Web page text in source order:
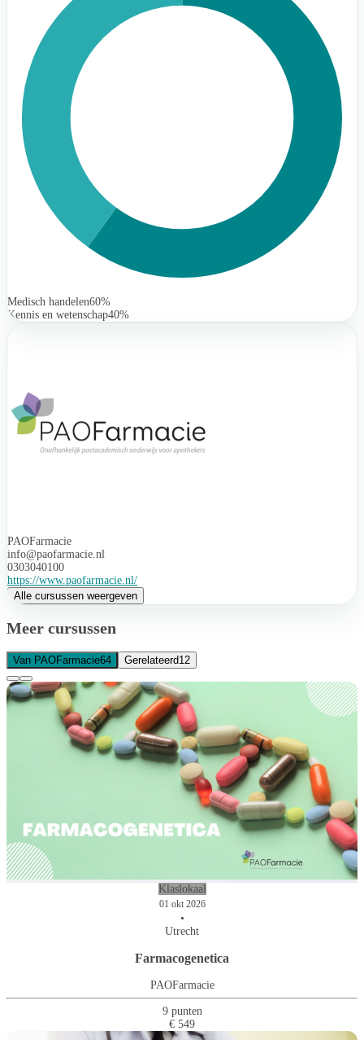
Medisch handelen60%
Kennis en wetenschap40%
PAOFarmacie
info@paofarmacie.nl
0303040100
https://www.paofarmacie.nl/
Alle cursussen weergeven
Meer cursussen
Van PAOFarmacie64 Gerelateerd12
Klaslokaal
01 okt 2026
•
Utrecht
Farmacogenetica
PAOFarmacie
9 punten
€ 549